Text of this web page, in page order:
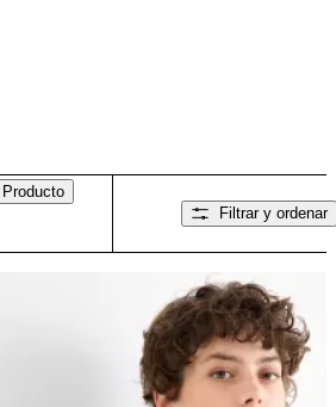
Producto
Filtrar y ordenar